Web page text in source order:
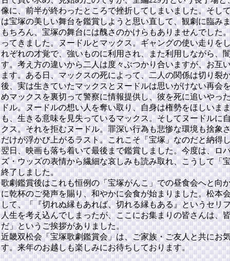
像に、前半が終わったところで挫折してしまいました。そし
は宝塚の美しい舞台を鑑賞しようと思い直して、観劇に臨み
もちろん、宝塚の舞台には醜さのかけらもありませんでした
ってきました。ヌードルとマックス。ギャングの使い走りを
れぞれの才覚で、強いものに利用され、また利用しながら、
す。考え方の違いから二人は度々ぶつかり合いますが、お互
ます。ある日、マックスの死によって、二人の関係は切り裂
後、実は生きていたマックスとヌードルは思いがけない再会
めマックスを裏切って警察に情報提供し、彼を死に追いやっ
ドル。ヌードルの想い人を奪い取り、自身は権勢をほしいま
も、生きる意味を見失っているマックス。そしてヌードルに
クス。それを拒むヌードル。罪深い行為も悲惨な環境も捨象
だけが浮かび上がるラスト。これこそ「宝塚」なのだと納得
翌日、映画も落ち着いて最後まで鑑賞しました。今度は、ロ
ズ・ウッズの表情から繊細な哀しみも読み取れ、こうして「
終了しました。
歌劇鑑賞後はこれも恒例の「宝塚がんこ」での昼食会へと向
に乾杯のご発声を賜り、和やかに会食が始まりました。松本
して、「『切れぬ縁もあれば、切れる縁もある』というセリ
人生を考え込んでしまったが、ここにお集まりの皆さんは、
だ」というご挨拶がありました。
近畿双松会「宝塚歌劇鑑賞会」は、ご家族・ご友人と共にお
す。来年のお越しも楽しみにお待ちしております。